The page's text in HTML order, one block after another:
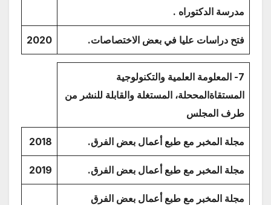
مدرسة الدكتوراه .
فتح دراسات عليا في بعض الاختصاصات. 2020
7- المعلومة العلمية والتكنولوجية
المستقاةالمححلة، المستغلة والقابلة للنشر من
طرف المجلس
مجلة المخبر مع طبع أعمال بعض الفرق. 2018
مجلة المخبر مع طبع أعمال بعض الفرق. 2019
مجلة المخبر مع طبع أعمال بعض الفرق